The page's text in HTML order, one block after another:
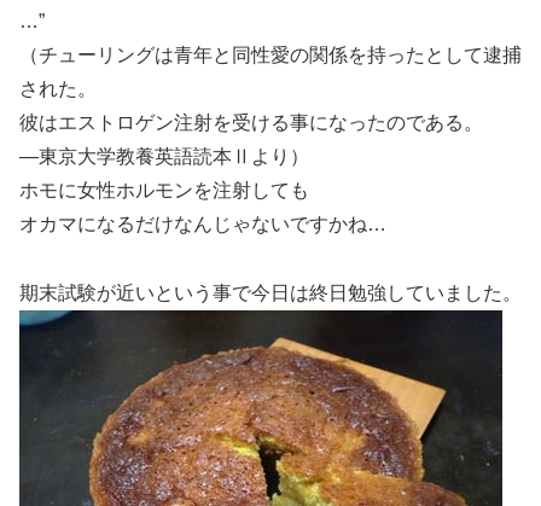
…”
（チューリングは青年と同性愛の関係を持ったとして逮捕
された。
彼はエストロゲン注射を受ける事になったのである。
―東京大学教養英語読本Ⅱより）
ホモに女性ホルモンを注射しても
オカマになるだけなんじゃないですかね…
期末試験が近いという事で今日は終日勉強していました。